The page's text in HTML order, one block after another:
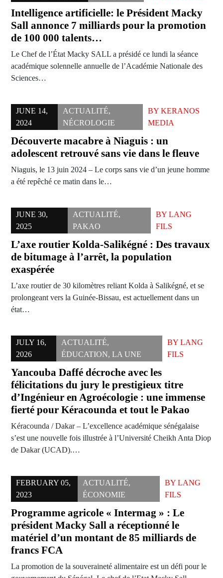
Intelligence artificielle: le Président Macky
Sall annonce 7 milliards pour la promotion
de 100 000 talents…
Le Chef de l’État Macky SALL a présidé ce lundi la séance
académique solennelle annuelle de l’Académie Nationale des
Sciences…
JUNE 14,
2024
ACTUALITÉ,
NÉCROLOGIE
BYKERANOS
MEDIA
Découverte macabre à Niaguis : un
adolescent retrouvé sans vie dans le fleuve
Niaguis, le 13 juin 2024 – Le corps sans vie d’un jeune homme
a été repêché ce matin dans le…
JUNE 30,
2025
ACTUALITÉ,
PAKAO
BYLANG
FILS
L’axe routier Kolda-Salikégné : Des travaux
de bitumage à l’arrêt, la population
exaspérée
L’axe routier de 30 kilomètres reliant Kolda à Salikégné, et se
prolongeant vers la Guinée-Bissau, est actuellement dans un
état…
JULY 16,
2026
ACTUALITÉ,
ÉDUCATION,LA UNE
BY LANG
FILS
Yancouba Daffé décroche avec les
félicitations du jury le prestigieux titre
d’Ingénieur en Agroécologie : une immense
fierté pour Kéracounda et tout le Pakao
Kéracounda / Dakar – L’excellence académique sénégalaise
s’est une nouvelle fois illustrée à l’Université Cheikh Anta Diop
de Dakar (UCAD).…
FEBRUARY 05,
2023
ACTUALITÉ,
ÉCONOMIE
BY LANG
FILS
Programme agricole « Intermag » : Le
président Macky Sall a réceptionné le
matériel d’un montant de 85 milliards de
francs FCA
La promotion de la souveraineté alimentaire est un défi pour le